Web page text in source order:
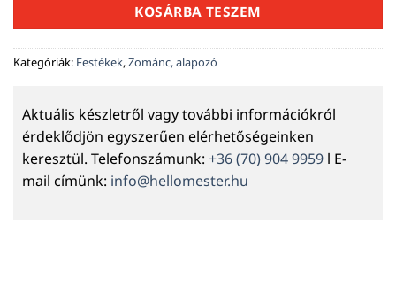
KOSÁRBA TESZEM
Kategóriák: Festékek,Zománc, alapozó
Aktuális készletről vagy további információkról
érdeklődjön egyszerűen elérhetőségeinken
keresztül. Telefonszámunk: +36 (70) 904 9959 l E-
mail címünk: info@hellomester.hu